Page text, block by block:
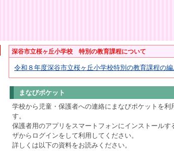
深谷市立桜ヶ丘小学校 特別の教育課程について
令和８年度深谷市立桜ヶ丘小学校特別の教育課程の
まなびポケット
学校から児童・保護者への連絡にまなびポケットを利
す。
保護者用のアプリをスマートフォンにインストールす
ザからログインをして利用してください。
詳しくは以下の資料をお読みください。